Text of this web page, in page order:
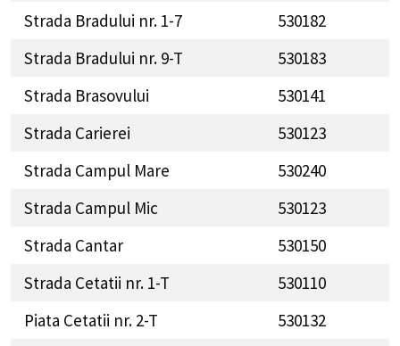
Strada Bradului nr. 1-7
530182
Strada Bradului nr. 9-T
530183
Strada Brasovului
530141
Strada Carierei
530123
Strada Campul Mare
530240
Strada Campul Mic
530123
Strada Cantar
530150
Strada Cetatii nr. 1-T
530110
Piata Cetatii nr. 2-T
530132